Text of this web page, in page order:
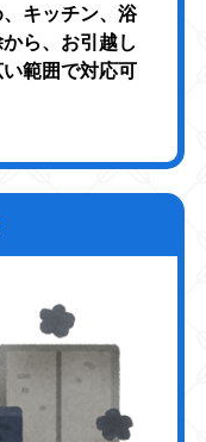
キッチン、浴
ら、お引越し
範囲で対応可